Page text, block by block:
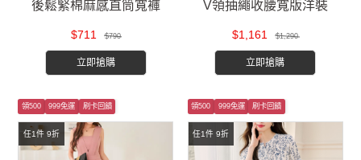
後鬆緊棉麻感直筒寬褲
$711 $790
立即搶購
V領抽繩收腰寬版洋裝
$1,161 $1,290
立即搶購
任1件 9折
領500 999免運 刷卡回饋
任1件 9折
領500 999免運 刷卡回饋